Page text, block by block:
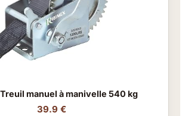
manuel à manivelle 540 kg
39.9 €